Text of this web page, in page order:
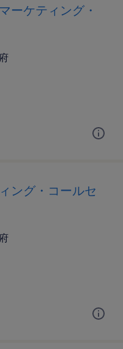
ーケティング・
ング・コールセ